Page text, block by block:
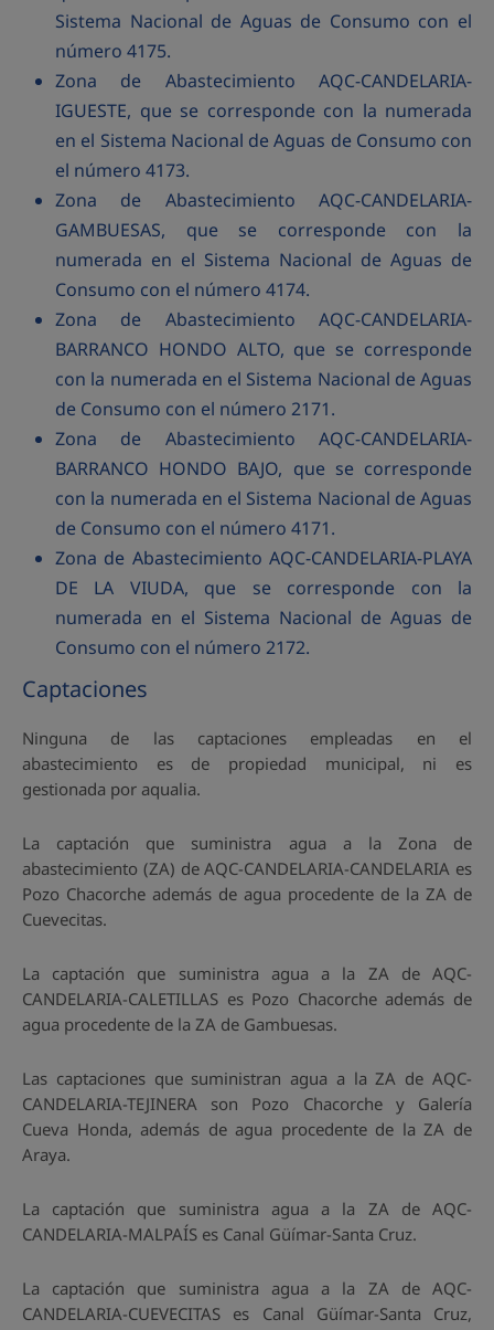
Sistema Nacional de Aguas de Consumo con el
número 4175.
Zona de Abastecimiento AQC-CANDELARIA-
IGUESTE, que se corresponde con la numerada
en el Sistema Nacional de Aguas de Consumo con
el número 4173.
Zona de Abastecimiento AQC-CANDELARIA-
GAMBUESAS, que se corresponde con la
numerada en el Sistema Nacional de Aguas de
Consumo con el número 4174.
Zona de Abastecimiento AQC-CANDELARIA-
BARRANCO HONDO ALTO, que se corresponde
con la numerada en el Sistema Nacional de Aguas
de Consumo con el número 2171.
Zona de Abastecimiento AQC-CANDELARIA-
BARRANCO HONDO BAJO, que se corresponde
con la numerada en el Sistema Nacional de Aguas
de Consumo con el número 4171.
Zona de Abastecimiento AQC-CANDELARIA-PLAYA
DE LA VIUDA, que se corresponde con la
numerada en el Sistema Nacional de Aguas de
Consumo con el número 2172.
Captaciones
Ninguna de las captaciones empleadas en el
abastecimiento es de propiedad municipal, ni es
gestionada por aqualia.
La captación que suministra agua a la Zona de
abastecimiento (ZA) de AQC-CANDELARIA-CANDELARIA es
Pozo Chacorche además de agua procedente de la ZA de
Cuevecitas.
La captación que suministra agua a la ZA de AQC-
CANDELARIA-CALETILLAS es Pozo Chacorche además de
agua procedente de la ZA de Gambuesas.
Las captaciones que suministran agua a la ZA de AQC-
CANDELARIA-TEJINERA son Pozo Chacorche y Galería
Cueva Honda, además de agua procedente de la ZA de
Araya.
La captación que suministra agua a la ZA de AQC-
CANDELARIA-MALPAÍS es Canal Güímar-Santa Cruz.
La captación que suministra agua a la ZA de AQC-
CANDELARIA-CUEVECITAS es Canal Güímar-Santa Cruz,